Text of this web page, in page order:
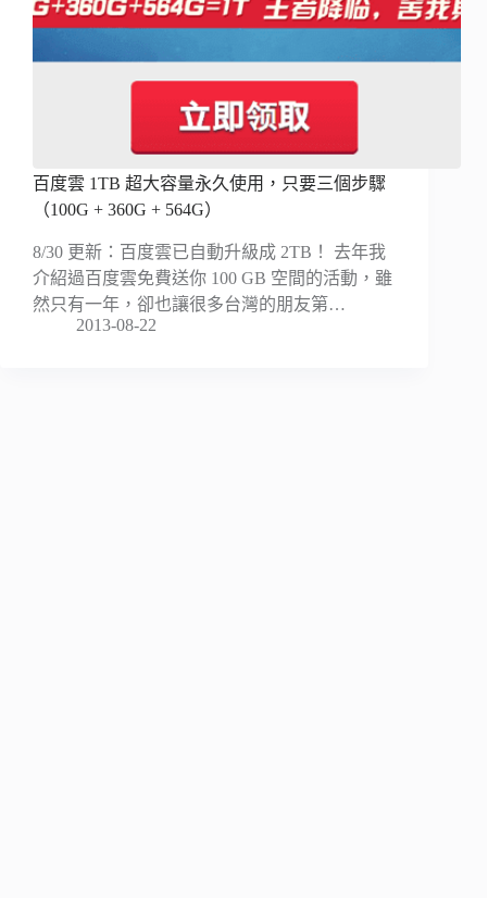
百度雲 1TB 超大容量永久使用，只要三個步驟
（100G + 360G + 564G）
8/30 更新：百度雲已自動升級成 2TB！ 去年我
介紹過百度雲免費送你 100 GB 空間的活動，雖
然只有一年，卻也讓很多台灣的朋友第…
2013-08-22